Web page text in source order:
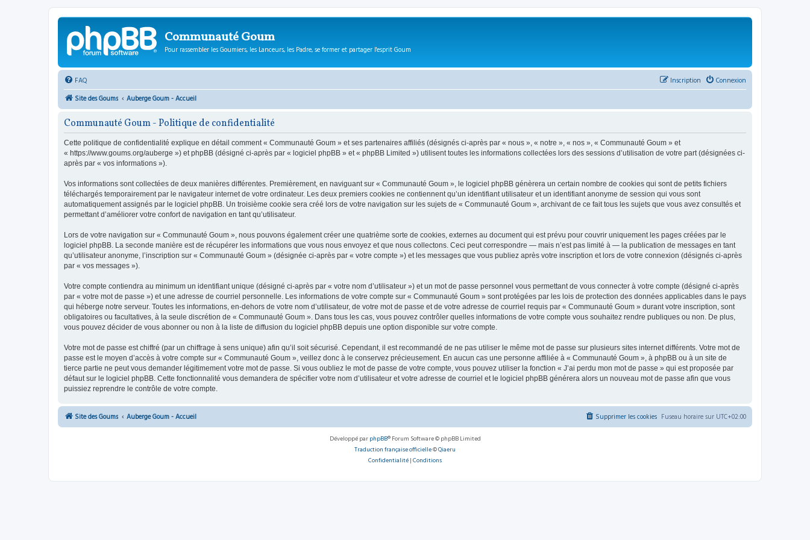
Communauté Goum
Pour rassembler les Goumiers, les Lanceurs, les Padre, se former et partager l'esprit Goum
FAQ Connexion
Inscription
Site des Goums
Auberge Goum - Accueil
Communauté Goum - Politique de confidentialité
Cette politique de confidentialité explique en détail comment « Communauté Goum » et ses partenaires affiliés (désignés ci-après par « nous », « notre », « nos », « Communauté Goum » et
« https://www.goums.org/auberge ») et phpBB (désigné ci-après par « logiciel phpBB » et « phpBB Limited ») utilisent toutes les informations collectées lors des sessions d’utilisation de votre part (désignées ci-
après par « vos informations »).
Vos informations sont collectées de deux manières différentes. Premièrement, en naviguant sur « Communauté Goum », le logiciel phpBB génèrera un certain nombre de cookies qui sont de petits fichiers
téléchargés temporairement par le navigateur internet de votre ordinateur. Les deux premiers cookies ne contiennent qu’un identifiant utilisateur et un identifiant anonyme de session qui vous sont
automatiquement assignés par le logiciel phpBB. Un troisième cookie sera créé lors de votre navigation sur les sujets de « Communauté Goum », archivant de ce fait tous les sujets que vous avez consultés et
permettant d’améliorer votre confort de navigation en tant qu’utilisateur.
Lors de votre navigation sur « Communauté Goum », nous pouvons également créer une quatrième sorte de cookies, externes au document qui est prévu pour couvrir uniquement les pages créées par le
logiciel phpBB. La seconde manière est de récupérer les informations que vous nous envoyez et que nous collectons. Ceci peut correspondre — mais n’est pas limité à — la publication de messages en tant
qu’utilisateur anonyme, l’inscription sur « Communauté Goum » (désignée ci-après par « votre compte ») et les messages que vous publiez après votre inscription et lors de votre connexion (désignés ci-après
par « vos messages »).
Votre compte contiendra au minimum un identifiant unique (désigné ci-après par « votre nom d’utilisateur ») et un mot de passe personnel vous permettant de vous connecter à votre compte (désigné ci-après
par « votre mot de passe ») et une adresse de courriel personnelle. Les informations de votre compte sur « Communauté Goum » sont protégées par les lois de protection des données applicables dans le pays
qui héberge notre serveur. Toutes les informations, en-dehors de votre nom d’utilisateur, de votre mot de passe et de votre adresse de courriel requis par « Communauté Goum » durant votre inscription, sont
obligatoires ou facultatives, à la seule discrétion de « Communauté Goum ». Dans tous les cas, vous pouvez contrôler quelles informations de votre compte vous souhaitez rendre publiques ou non. De plus,
vous pouvez décider de vous abonner ou non à la liste de diffusion du logiciel phpBB depuis une option disponible sur votre compte.
Votre mot de passe est chiffré (par un chiffrage à sens unique) afin qu’il soit sécurisé. Cependant, il est recommandé de ne pas utiliser le même mot de passe sur plusieurs sites internet différents. Votre mot de
passe est le moyen d’accès à votre compte sur « Communauté Goum », veillez donc à le conservez précieusement. En aucun cas une personne affiliée à « Communauté Goum », à phpBB ou à un site de
tierce partie ne peut vous demander légitimement votre mot de passe. Si vous oubliez le mot de passe de votre compte, vous pouvez utiliser la fonction « J’ai perdu mon mot de passe » qui est proposée par
défaut sur le logiciel phpBB. Cette fonctionnalité vous demandera de spécifier votre nom d’utilisateur et votre adresse de courriel et le logiciel phpBB générera alors un nouveau mot de passe afin que vous
puissiez reprendre le contrôle de votre compte.
Site des Goums Auberge Goum - Accueil Fuseau horaire sur UTC+02:00
Supprimer les cookies
Développé par phpBB® Forum Software © phpBB Limited
Traduction française officielle©Qiaeru
Confidentialité | Conditions